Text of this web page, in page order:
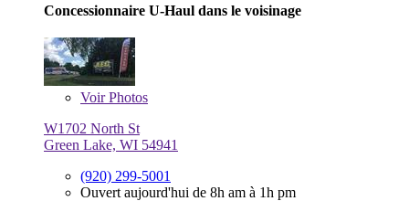
Concessionnaire U-Haul dans le voisinage
VoirPhotos
W1702 North St
Green Lake, WI 54941
(920) 299-5001
Ouvert aujourd'hui de 8h am à 1h pm